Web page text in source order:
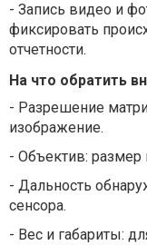
- Запись видео и
фиксировать
отчетности.
На что обратить
- Разрешение
изображение.
- Объектив: размер
- Дальность
сенсора.
- Вес и габариты: